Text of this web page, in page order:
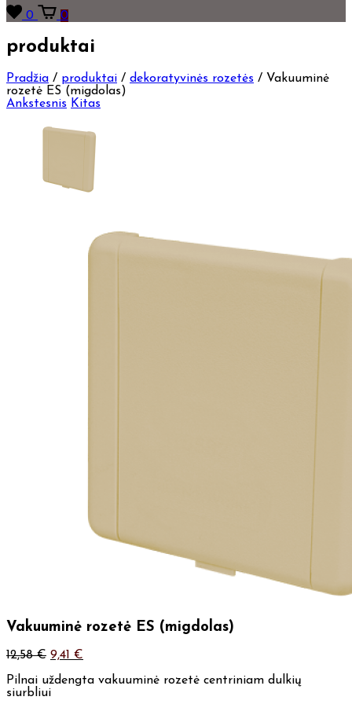
0 0
produktai
Pradžia / produktai / dekoratyvinės rozetės / Vakuuminė
rozetė ES (migdolas)
Ankstesnis Kitas
Vakuuminė rozetė ES (migdolas)
12,58€ 9,41 €
Pilnai uždengta vakuuminė rozetė centriniam dulkių
siurbliui